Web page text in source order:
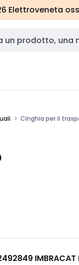
Elettroveneta
Cinghia per il
IMBRACAT